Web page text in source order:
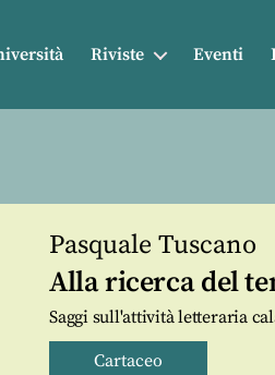
Riviste Eventi
Pasquale Tuscano
Alla ricerca del
Saggi sull'attività letteraria
Cartaceo